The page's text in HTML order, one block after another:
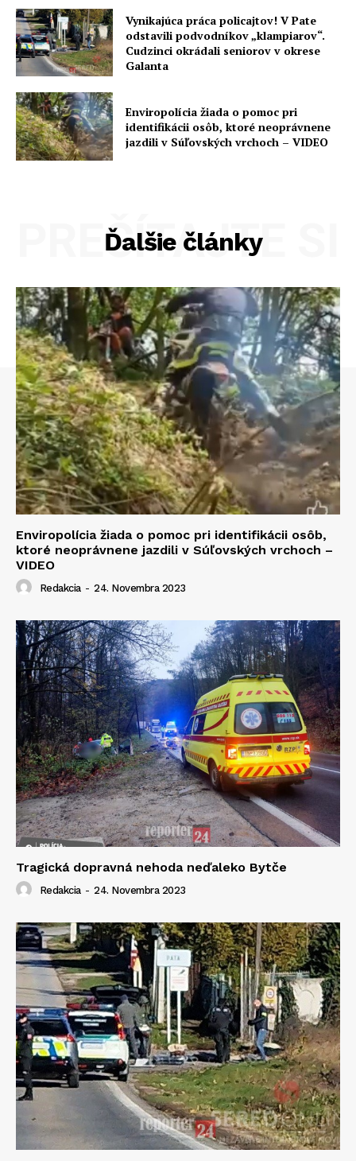
Vynikajúca práca policajtov! V Pate
odstavili podvodníkov „klampiarov“.
Cudzinci okrádali seniorov v okrese
Galanta
Enviropolícia žiada o pomoc pri
identifikácii osôb, ktoré neoprávnene
jazdili v Súľovských vrchoch – VIDEO
Ďalšie články
PREČÍTAJTE SI
Enviropolícia žiada o pomoc pri identifikácii osôb,
ktoré neoprávnene jazdili v Súľovských vrchoch –
VIDEO
Redakcia - 24. Novembra 2023
Tragická dopravná nehoda neďaleko Bytče
Redakcia - 24. Novembra 2023